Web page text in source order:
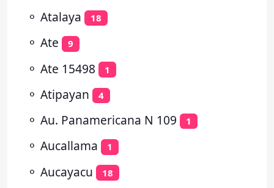
⚬ Atalaya 18
⚬ Ate 9
⚬ Ate 15498 1
⚬ Atipayan 4
⚬ Au. Panamericana N 109 1
⚬ Aucallama 1
⚬ Aucayacu 18